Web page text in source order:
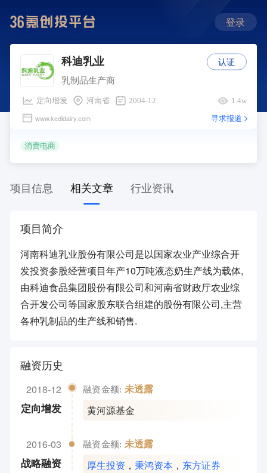
登录
科迪乳业
乳制品生产商
定向增发 河南省 2004-12 1.4w
www.kedidairy.com 寻求报道
消费电商
认证
项目信息 相关文章 行业资讯
项目简介
河南科迪乳业股份有限公司是以国家农业产业综合开
发投资参股经营项目年产10万吨液态奶生产线为载体,
由科迪食品集团股份有限公司和河南省财政厅农业综
合开发公司等国家股东联合组建的股份有限公司,主营
各种乳制品的生产线和销售.
融资历史
2018-12
定向增发
融资金额: 未透露
黄河源基金
2016-03
战略融资
融资金额: 未透露
厚生投资 ， 秉鸿资本 ， 东方证券